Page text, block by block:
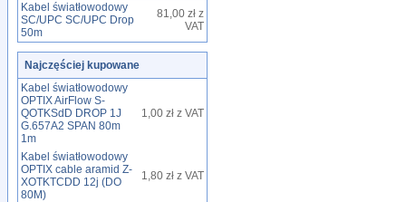
Kabel światłowodowy
SC/UPC SC/UPC Drop
50m
81,00 zł z
VAT
Najczęściej kupowane
Kabel światłowodowy
OPTIX AirFlow S-
QOTKSdD DROP 1J
G.657A2 SPAN 80m
1m
1,00 zł z VAT
Kabel światłowodowy
OPTIX cable aramid Z-
XOTKTCDD 12j (DO
80M)
1,80 zł z VAT